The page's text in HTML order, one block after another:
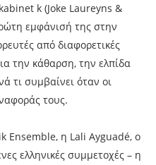
k (Joke Laureyns &
εμφάνισή της στην
από διαφορετικές
την κάθαρση, την ελπίδα
τι συμβαίνει όταν οι
τους.
Ensemble, η Lali Ayguadé, ο
ελληνικές συμμετοχές – η